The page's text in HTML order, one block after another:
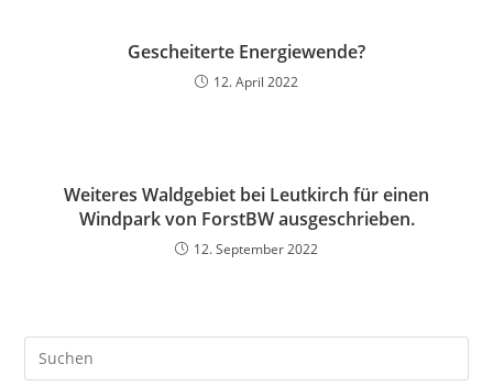
Gescheiterte Energiewende?
12. April 2022
Weiteres Waldgebiet bei Leutkirch für einen
Windpark von ForstBW ausgeschrieben.
12. September 2022